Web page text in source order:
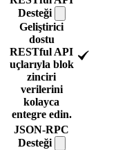
Desteği
Geliştirici
dostu
RESTful API
uçlarıyla blok
zinciri
verilerini
kolayca
entegre edin.
JSON-RPC
Desteği